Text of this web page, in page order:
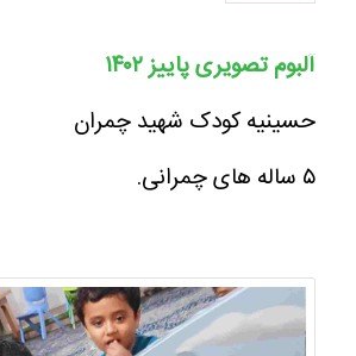
آلبوم تصویری پاییز ۱۴۰۲
حسینیه کودک شهید چمران
۵ ساله های چمرانی.